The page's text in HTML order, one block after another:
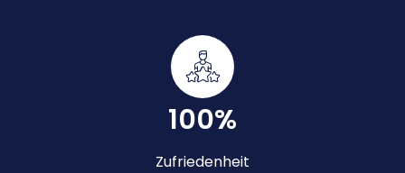
100%
Zufriedenheit